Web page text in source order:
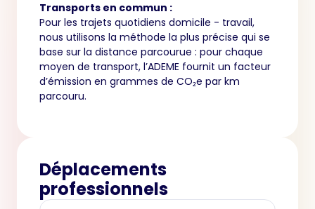
Transports en commun :
Pour les trajets quotidiens domicile - travail,
nous utilisons la méthode la plus précise qui se
base sur la distance parcourue : pour chaque
moyen de transport, l’ADEME fournit un facteur
d’émission en grammes de CO₂e par km
parcouru.
Déplacements
professionnels